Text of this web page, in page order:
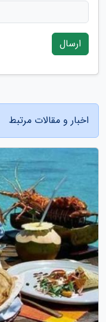
ارسال
اخبار و مقالات مرتبط